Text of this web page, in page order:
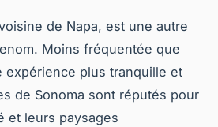
de Napa, est une autre
Moins fréquentée que
expérience plus tranquille et
de Sonoma sont réputés pour
et leurs paysages